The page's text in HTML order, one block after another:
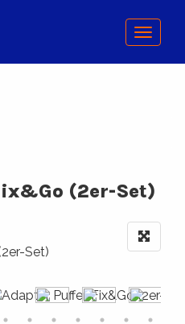
Menu
(2er-Set)